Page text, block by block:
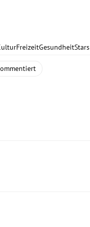
FreizeitGesundheitStars